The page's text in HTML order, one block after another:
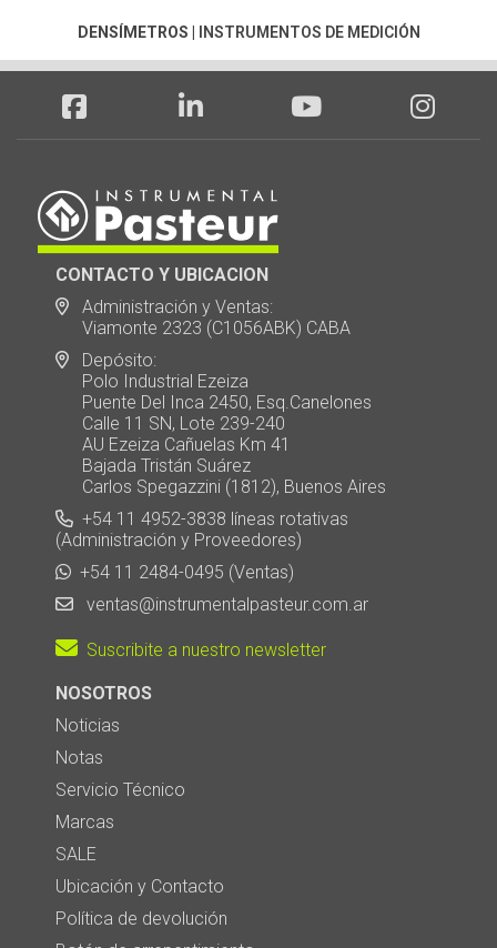
DENSÍMETROS INSTRUMENTOS DE MEDICIÓN
CONTACTO Y UBICACION
Administración y Ventas:
Viamonte 2323 (C1056ABK) CABA
Depósito:
Polo Industrial Ezeiza
Puente Del Inca 2450, Esq.Canelones
Calle 11 SN, Lote 239-240
AU Ezeiza Cañuelas Km 41
Bajada Tristán Suárez
Carlos Spegazzini (1812), Buenos Aires
+54 11 4952-3838 líneas rotativas
(Administración y Proveedores)
+54 11 2484-0495 (Ventas)
ventas@instrumentalpasteur.com.ar
Suscribite a nuestro newsletter
NOSOTROS
Noticias
Notas
Servicio Técnico
Marcas
SALE
Ubicación y Contacto
Política de devolución